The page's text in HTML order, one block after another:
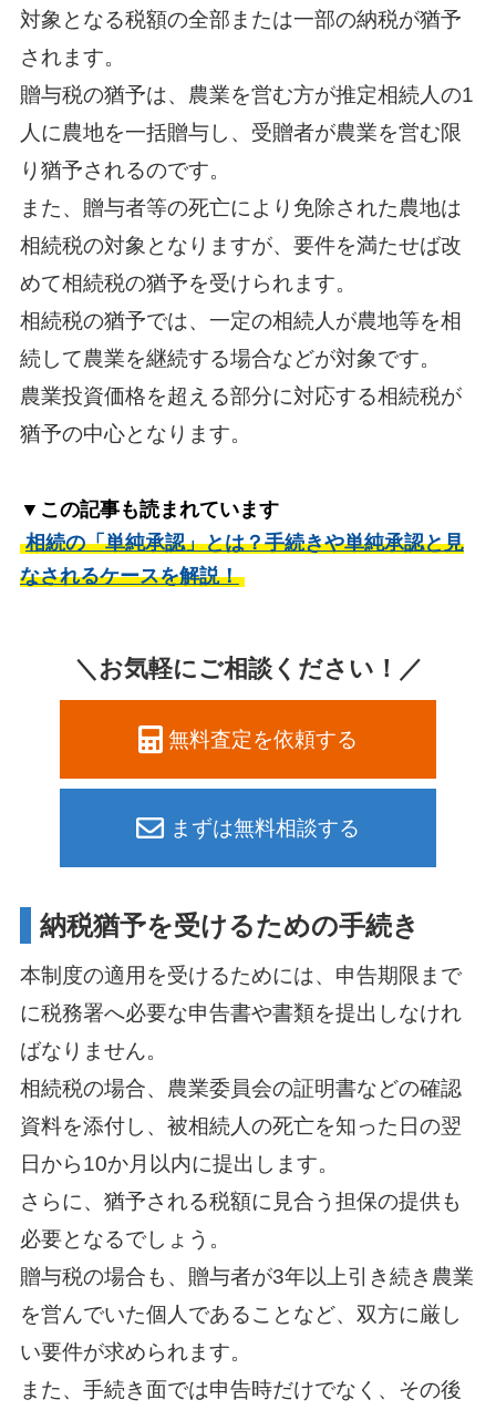
対象となる税額の全部または一部の納税が猶予
されます。
贈与税の猶予は、農業を営む方が推定相続人の1
人に農地を一括贈与し、受贈者が農業を営む限
り猶予されるのです。
また、贈与者等の死亡により免除された農地は
相続税の対象となりますが、要件を満たせば改
めて相続税の猶予を受けられます。
相続税の猶予では、一定の相続人が農地等を相
続して農業を継続する場合などが対象です。
農業投資価格を超える部分に対応する相続税が
猶予の中心となります。
▼この記事も読まれています
相続の「単純承認」とは？手続きや単純承認と見
なされるケースを解説！
＼お気軽にご相談ください！／
無料査定を依頼する
まずは無料相談する
納税猶予を受けるための手続き
本制度の適用を受けるためには、申告期限まで
に税務署へ必要な申告書や書類を提出しなけれ
ばなりません。
相続税の場合、農業委員会の証明書などの確認
資料を添付し、被相続人の死亡を知った日の翌
日から10か月以内に提出します。
さらに、猶予される税額に見合う担保の提供も
必要となるでしょう。
贈与税の場合も、贈与者が3年以上引き続き農業
を営んでいた個人であることなど、双方に厳し
い要件が求められます。
また、手続き面では申告時だけでなく、その後